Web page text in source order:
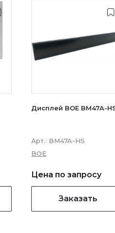
Дисплей BOE BM47A-
Арт.: BM47A-HS
BOE
Цена по запросу
Заказать